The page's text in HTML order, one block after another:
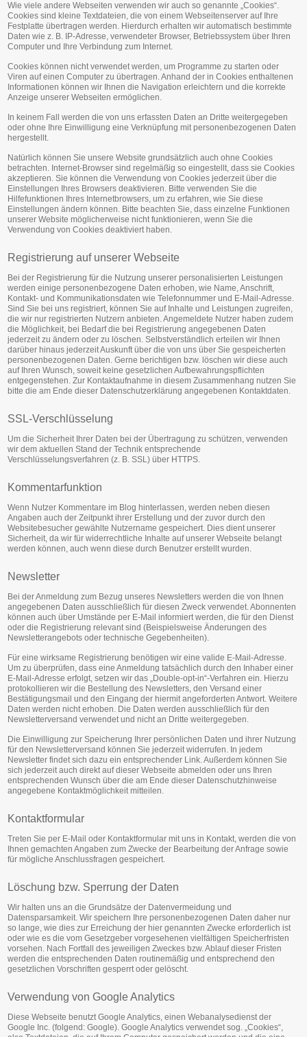
Wie viele andere Webseiten verwenden wir auch so genannte „Cookies“.
Cookies sind kleine Textdateien, die von einem Webseitenserver auf Ihre
Festplatte übertragen werden. Hierdurch erhalten wir automatisch bestimmte
Daten wie z. B. IP-Adresse, verwendeter Browser, Betriebssystem über Ihren
Computer und Ihre Verbindung zum Internet.
Cookies können nicht verwendet werden, um Programme zu starten oder
Viren auf einen Computer zu übertragen. Anhand der in Cookies enthaltenen
Informationen können wir Ihnen die Navigation erleichtern und die korrekte
Anzeige unserer Webseiten ermöglichen.
In keinem Fall werden die von uns erfassten Daten an Dritte weitergegeben
oder ohne Ihre Einwilligung eine Verknüpfung mit personenbezogenen Daten
hergestellt.
Natürlich können Sie unsere Website grundsätzlich auch ohne Cookies
betrachten. Internet-Browser sind regelmäßig so eingestellt, dass sie Cookies
akzeptieren. Sie können die Verwendung von Cookies jederzeit über die
Einstellungen Ihres Browsers deaktivieren. Bitte verwenden Sie die
Hilfefunktionen Ihres Internetbrowsers, um zu erfahren, wie Sie diese
Einstellungen ändern können. Bitte beachten Sie, dass einzelne Funktionen
unserer Website möglicherweise nicht funktionieren, wenn Sie die
Verwendung von Cookies deaktiviert haben.
Registrierung auf unserer Webseite
Bei der Registrierung für die Nutzung unserer personalisierten Leistungen
werden einige personenbezogene Daten erhoben, wie Name, Anschrift,
Kontakt- und Kommunikationsdaten wie Telefonnummer und E-Mail-Adresse.
Sind Sie bei uns registriert, können Sie auf Inhalte und Leistungen zugreifen,
die wir nur registrierten Nutzern anbieten. Angemeldete Nutzer haben zudem
die Möglichkeit, bei Bedarf die bei Registrierung angegebenen Daten
jederzeit zu ändern oder zu löschen. Selbstverständlich erteilen wir Ihnen
darüber hinaus jederzeit Auskunft über die von uns über Sie gespeicherten
personenbezogenen Daten. Gerne berichtigen bzw. löschen wir diese auch
auf Ihren Wunsch, soweit keine gesetzlichen Aufbewahrungspflichten
entgegenstehen. Zur Kontaktaufnahme in diesem Zusammenhang nutzen Sie
bitte die am Ende dieser Datenschutzerklärung angegebenen Kontaktdaten.
SSL-Verschlüsselung
Um die Sicherheit Ihrer Daten bei der Übertragung zu schützen, verwenden
wir dem aktuellen Stand der Technik entsprechende
Verschlüsselungsverfahren (z. B. SSL) über HTTPS.
Kommentarfunktion
Wenn Nutzer Kommentare im Blog hinterlassen, werden neben diesen
Angaben auch der Zeitpunkt ihrer Erstellung und der zuvor durch den
Websitebesucher gewählte Nutzername gespeichert. Dies dient unserer
Sicherheit, da wir für widerrechtliche Inhalte auf unserer Webseite belangt
werden können, auch wenn diese durch Benutzer erstellt wurden.
Newsletter
Bei der Anmeldung zum Bezug unseres Newsletters werden die von Ihnen
angegebenen Daten ausschließlich für diesen Zweck verwendet. Abonnenten
können auch über Umstände per E-Mail informiert werden, die für den Dienst
oder die Registrierung relevant sind (Beispielsweise Änderungen des
Newsletterangebots oder technische Gegebenheiten).
Für eine wirksame Registrierung benötigen wir eine valide E-Mail-Adresse.
Um zu überprüfen, dass eine Anmeldung tatsächlich durch den Inhaber einer
E-Mail-Adresse erfolgt, setzen wir das „Double-opt-in“-Verfahren ein. Hierzu
protokollieren wir die Bestellung des Newsletters, den Versand einer
Bestätigungsmail und den Eingang der hiermit angeforderten Antwort. Weitere
Daten werden nicht erhoben. Die Daten werden ausschließlich für den
Newsletterversand verwendet und nicht an Dritte weitergegeben.
Die Einwilligung zur Speicherung Ihrer persönlichen Daten und ihrer Nutzung
für den Newsletterversand können Sie jederzeit widerrufen. In jedem
Newsletter findet sich dazu ein entsprechender Link. Außerdem können Sie
sich jederzeit auch direkt auf dieser Webseite abmelden oder uns Ihren
entsprechenden Wunsch über die am Ende dieser Datenschutzhinweise
angegebene Kontaktmöglichkeit mitteilen.
Kontaktformular
Treten Sie per E-Mail oder Kontaktformular mit uns in Kontakt, werden die von
Ihnen gemachten Angaben zum Zwecke der Bearbeitung der Anfrage sowie
für mögliche Anschlussfragen gespeichert.
Löschung bzw. Sperrung der Daten
Wir halten uns an die Grundsätze der Datenvermeidung und
Datensparsamkeit. Wir speichern Ihre personenbezogenen Daten daher nur
so lange, wie dies zur Erreichung der hier genannten Zwecke erforderlich ist
oder wie es die vom Gesetzgeber vorgesehenen vielfältigen Speicherfristen
vorsehen. Nach Fortfall des jeweiligen Zweckes bzw. Ablauf dieser Fristen
werden die entsprechenden Daten routinemäßig und entsprechend den
gesetzlichen Vorschriften gesperrt oder gelöscht.
Verwendung von Google Analytics
Diese Webseite benutzt Google Analytics, einen Webanalysedienst der
Google Inc. (folgend: Google). Google Analytics verwendet sog. „Cookies“,